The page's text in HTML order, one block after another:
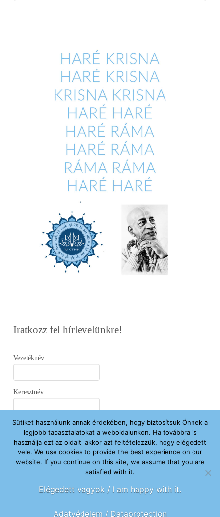
Iratkozz fel hírlevelünkre!
Vezetéknév:
Keresztnév:
Email:
Elfogadom az Adatvédelmi Nyilatkozatot.
Sütiket használunk annak érdekében, hogy biztosítsuk Önnek a
legjobb tapasztalatokat a weboldalunkon. Ha továbbra is
használja ezt az oldalt, akkor azt feltételezzük, hogy elégedett
vele. We use cookies to provide the best experience on our
website. If you continue on this site, we assume that you are
satisfied with it.
Elégedett vagyok / I am happy with it.
Adatvédelem / Dataprotection